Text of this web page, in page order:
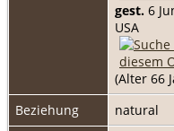
gest. 6
USA
(Alter 66
Beziehung
natural